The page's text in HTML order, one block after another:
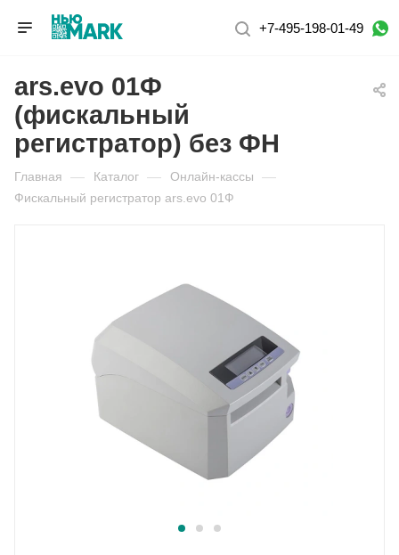
+7-495-198-01-49
ars.evo 01Ф
(фискальный
регистратор) без ФН
Главная — Каталог — Онлайн-кассы —
Фискальный регистратор ars.evo 01Ф